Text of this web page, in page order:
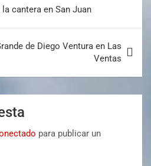
cantera en San Juan
de Diego Ventura en Las
Ventas
para publicar un